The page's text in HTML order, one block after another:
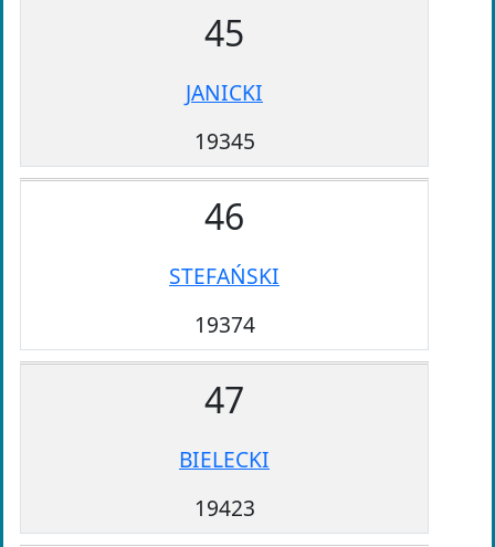
45
JANICKI
19345
46
STEFAŃSKI
19374
47
BIELECKI
19423